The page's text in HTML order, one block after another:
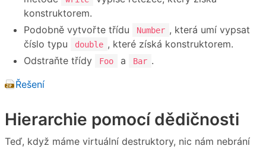
konstruktorem.
Podobně vytvořte třídu
Number , která umí vypsat
číslo typu
double , které získá konstruktorem.
Odstraňte třídy
Foo a Bar .
Řešení
Hierarchie pomocí dědičnosti
Teď, když máme virtuální destruktory, nic nám nebrání